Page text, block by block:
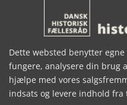
Skildring af et slag mellem
barbarer, muligvis germanere.
deres modstandere bliver
Dette websted benytter
fungere, analysere din brug
hjælpe med vores
indsats og levere indhold